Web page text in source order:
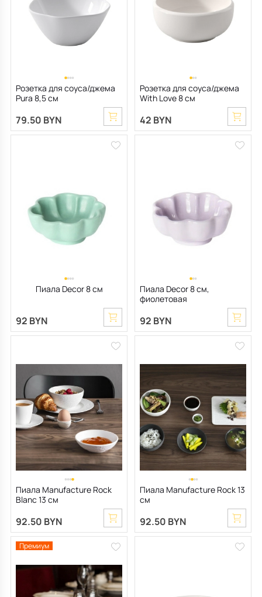
Все для кухни
Детская посуда
Пепельницы
Декоративные блюда
Душевая зона
Мебель для ванной
Полотенцесушители, Радиаторы
Чехлы на подушку
Подушки-вкладыши
Мебель для хранения
Декор дома
Розетка для соуса/джема
Pura 8,5 см
79.50 BYN
Розетка для соуса/джема
With Love 8 см
42 BYN
Пиала Decor 8 см
92 BYN
Пиала Decor 8 см,
фиолетовая
92 BYN
Пиала Manufacture Rock
Blanc 13 см
92.50 BYN
Пиала Manufacture Rock 13
см
92.50 BYN
Премиум